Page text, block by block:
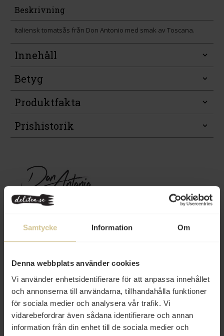
Samtycke Information Om
Denna webbplats använder cookies
Vi använder enhetsidentifierare för att anpassa innehållet
och annonserna till användarna, tillhandahålla funktioner
för sociala medier och analysera vår trafik. Vi
vidarebefordrar även sådana identifierare och annan
information från din enhet till de sociala medier och
Beskrivning
Italiensk tomatsås från Don Antonio med smak av Toscana.
Innehåll
Betyg
Produktfakta
Prishistorik
Från samma varumärke